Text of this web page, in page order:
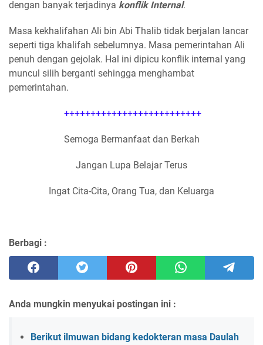
dengan banyak terjadinya konflik Internal.
Masa kekhalifahan Ali bin Abi Thalib tidak berjalan lancar
seperti tiga khalifah sebelumnya. Masa pemerintahan Ali
penuh dengan gejolak. Hal ini dipicu konflik internal yang
muncul silih berganti sehingga menghambat
pemerintahan.
++++++++++++++++++++++++++
Semoga Bermanfaat dan Berkah
Jangan Lupa Belajar Terus
Ingat Cita-Cita, Orang Tua, dan Keluarga
Berbagi :
Anda mungkin menyukai postingan ini :
Berikut ilmuwan bidang kedokteran masa Daulah